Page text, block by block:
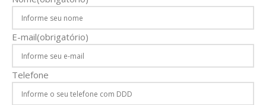
E-mail(obrigatório)
Telefone